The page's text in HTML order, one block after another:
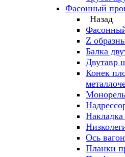
Фасонный
Назад
Z
Балка
Двутавр
Конек
Накладка
Ось
Планки